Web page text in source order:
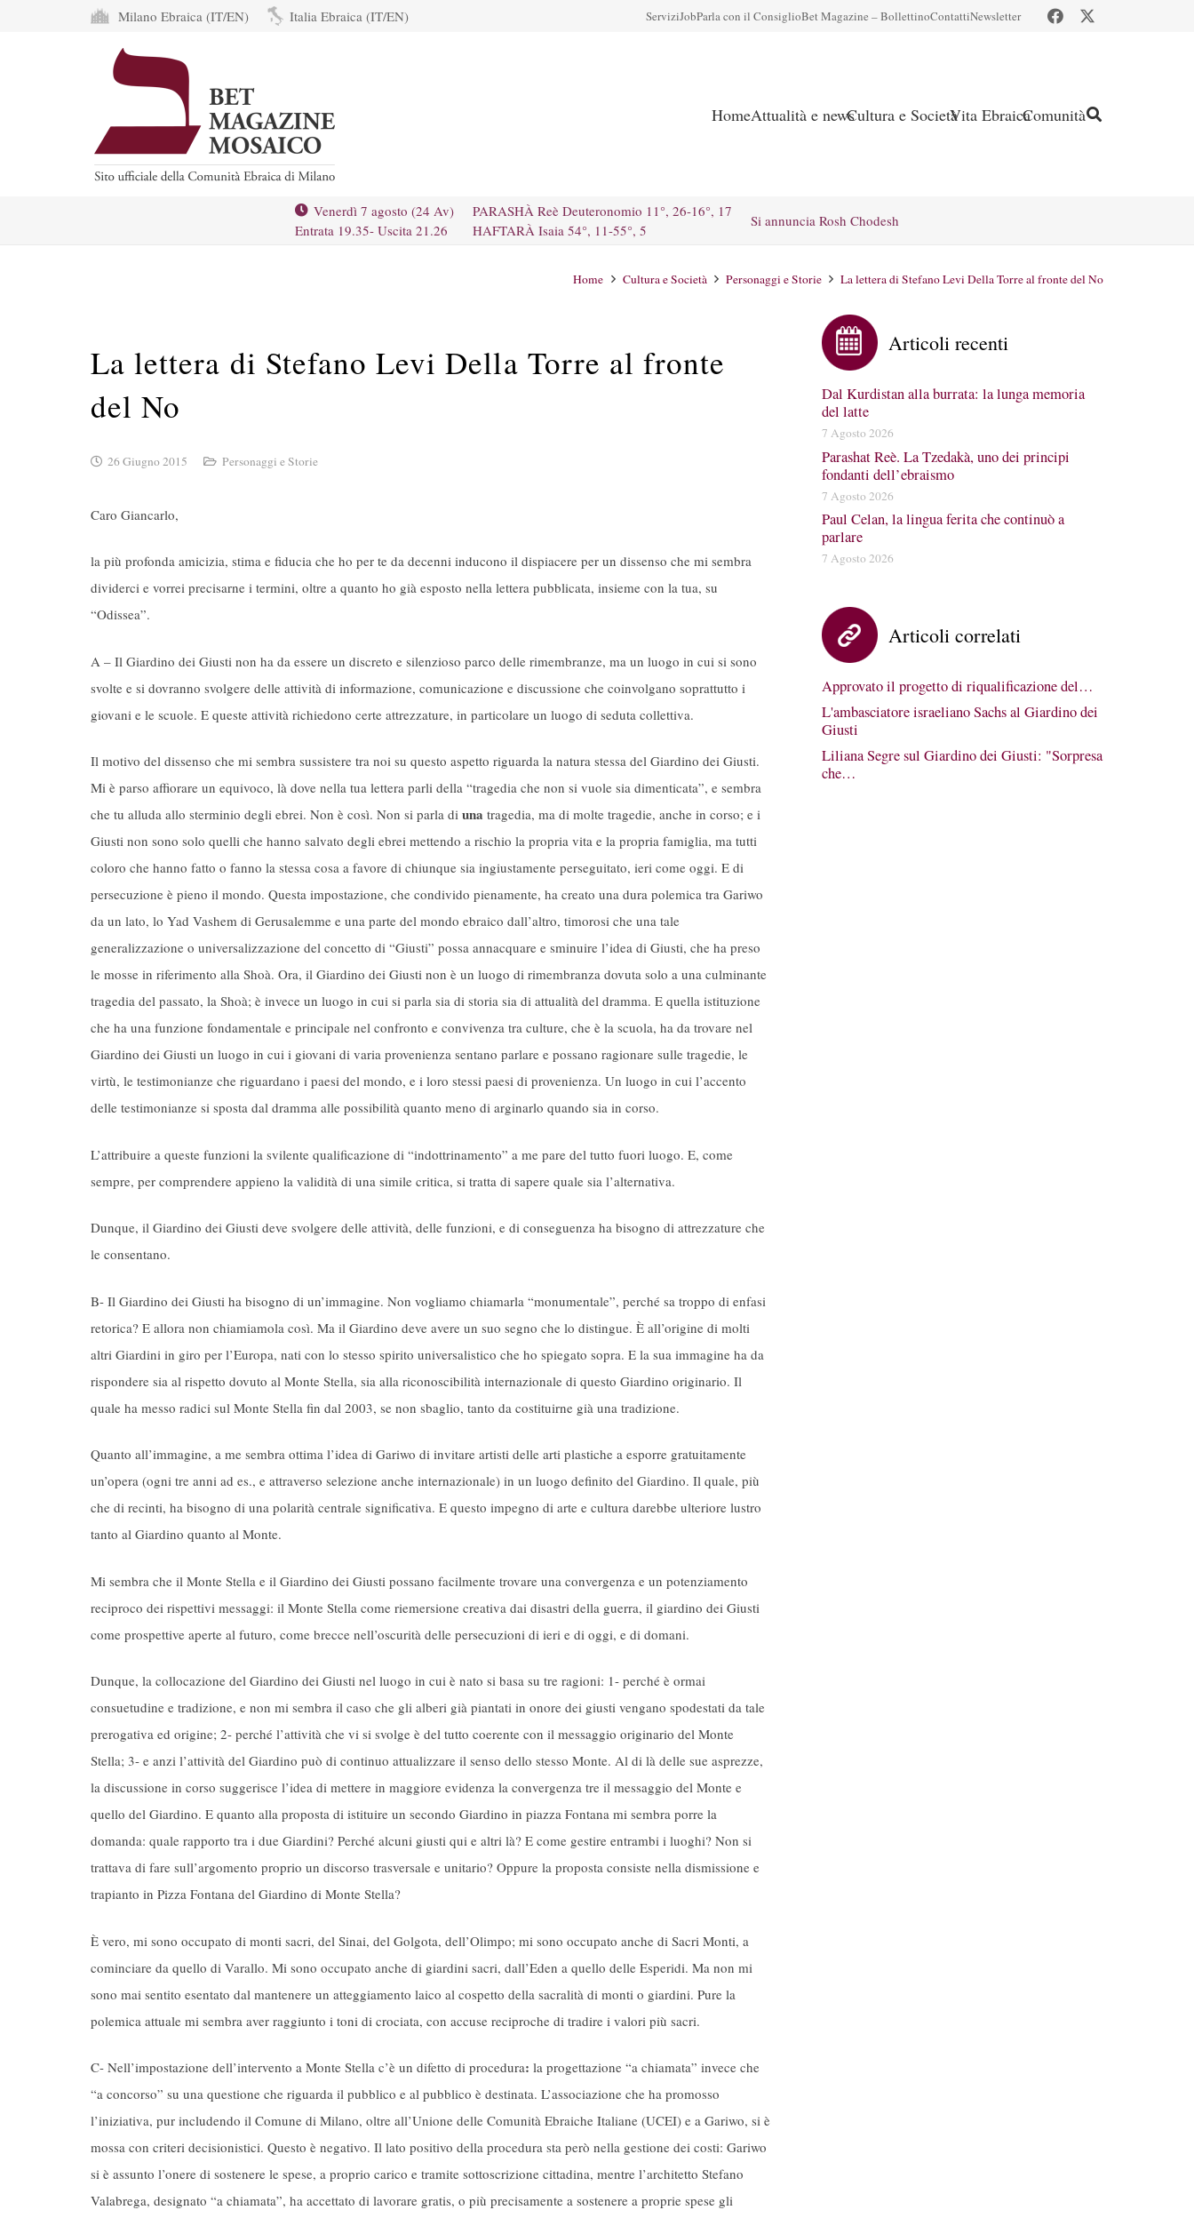
Milano Ebraica (IT/EN) Italia Ebraica (IT/EN) ServiziJobParla con il ConsiglioBet Magazine – BollettinoContattiNewsletter
HomeAttualità e newsCultura e SocietàVita EbraicaComunità
Venerdì 7 agosto (24 Av)
Entrata 19.35- Uscita 21.26
PARASHÀ Reè Deuteronomio 11°, 26-16°, 17
HAFTARÀ Isaia 54°, 11-55°, 5
Si annuncia Rosh Chodesh
Home Cultura e Società Personaggi e Storie La lettera di Stefano Levi Della Torre al fronte del No
La lettera di Stefano Levi Della Torre al fronte
del No
26 Giugno 2015 Personaggi e Storie
Caro Giancarlo,
la più profonda amicizia, stima e fiducia che ho per te da decenni inducono il dispiacere per un dissenso che mi sembra
dividerci e vorrei precisarne i termini, oltre a quanto ho già esposto nella lettera pubblicata, insieme con la tua, su
“Odissea”.
A – Il Giardino dei Giusti non ha da essere un discreto e silenzioso parco delle rimembranze, ma un luogo in cui si sono
svolte e si dovranno svolgere delle attività di informazione, comunicazione e discussione che coinvolgano soprattutto i
giovani e le scuole. E queste attività richiedono certe attrezzature, in particolare un luogo di seduta collettiva.
Il motivo del dissenso che mi sembra sussistere tra noi su questo aspetto riguarda la natura stessa del Giardino dei Giusti.
Mi è parso affiorare un equivoco, là dove nella tua lettera parli della “tragedia che non si vuole sia dimenticata”, e sembra
che tu alluda allo sterminio degli ebrei. Non è così. Non si parla di una tragedia, ma di molte tragedie, anche in corso; e i
Giusti non sono solo quelli che hanno salvato degli ebrei mettendo a rischio la propria vita e la propria famiglia, ma tutti
coloro che hanno fatto o fanno la stessa cosa a favore di chiunque sia ingiustamente perseguitato, ieri come oggi. E di
persecuzione è pieno il mondo. Questa impostazione, che condivido pienamente, ha creato una dura polemica tra Gariwo
da un lato, lo Yad Vashem di Gerusalemme e una parte del mondo ebraico dall’altro, timorosi che una tale
generalizzazione o universalizzazione del concetto di “Giusti” possa annacquare e sminuire l’idea di Giusti, che ha preso
le mosse in riferimento alla Shoà. Ora, il Giardino dei Giusti non è un luogo di rimembranza dovuta solo a una culminante
tragedia del passato, la Shoà; è invece un luogo in cui si parla sia di storia sia di attualità del dramma. E quella istituzione
che ha una funzione fondamentale e principale nel confronto e convivenza tra culture, che è la scuola, ha da trovare nel
Giardino dei Giusti un luogo in cui i giovani di varia provenienza sentano parlare e possano ragionare sulle tragedie, le
virtù, le testimonianze che riguardano i paesi del mondo, e i loro stessi paesi di provenienza. Un luogo in cui l’accento
delle testimonianze si sposta dal dramma alle possibilità quanto meno di arginarlo quando sia in corso.
L’attribuire a queste funzioni la svilente qualificazione di “indottrinamento” a me pare del tutto fuori luogo. E, come
sempre, per comprendere appieno la validità di una simile critica, si tratta di sapere quale sia l’alternativa.
Dunque, il Giardino dei Giusti deve svolgere delle attività, delle funzioni, e di conseguenza ha bisogno di attrezzature che
le consentano.
B- Il Giardino dei Giusti ha bisogno di un’immagine. Non vogliamo chiamarla “monumentale”, perché sa troppo di enfasi
retorica? E allora non chiamiamola così. Ma il Giardino deve avere un suo segno che lo distingue. È all’origine di molti
altri Giardini in giro per l’Europa, nati con lo stesso spirito universalistico che ho spiegato sopra. E la sua immagine ha da
rispondere sia al rispetto dovuto al Monte Stella, sia alla riconoscibilità internazionale di questo Giardino originario. Il
quale ha messo radici sul Monte Stella fin dal 2003, se non sbaglio, tanto da costituirne già una tradizione.
Quanto all’immagine, a me sembra ottima l’idea di Gariwo di invitare artisti delle arti plastiche a esporre gratuitamente
un’opera (ogni tre anni ad es., e attraverso selezione anche internazionale) in un luogo definito del Giardino. Il quale, più
che di recinti, ha bisogno di una polarità centrale significativa. E questo impegno di arte e cultura darebbe ulteriore lustro
tanto al Giardino quanto al Monte.
Mi sembra che il Monte Stella e il Giardino dei Giusti possano facilmente trovare una convergenza e un potenziamento
reciproco dei rispettivi messaggi: il Monte Stella come riemersione creativa dai disastri della guerra, il giardino dei Giusti
come prospettive aperte al futuro, come brecce nell’oscurità delle persecuzioni di ieri e di oggi, e di domani.
Dunque, la collocazione del Giardino dei Giusti nel luogo in cui è nato si basa su tre ragioni: 1- perché è ormai
consuetudine e tradizione, e non mi sembra il caso che gli alberi già piantati in onore dei giusti vengano spodestati da tale
prerogativa ed origine; 2- perché l’attività che vi si svolge è del tutto coerente con il messaggio originario del Monte
Stella; 3- e anzi l’attività del Giardino può di continuo attualizzare il senso dello stesso Monte. Al di là delle sue asprezze,
la discussione in corso suggerisce l’idea di mettere in maggiore evidenza la convergenza tre il messaggio del Monte e
quello del Giardino. E quanto alla proposta di istituire un secondo Giardino in piazza Fontana mi sembra porre la
domanda: quale rapporto tra i due Giardini? Perché alcuni giusti qui e altri là? E come gestire entrambi i luoghi? Non si
trattava di fare sull’argomento proprio un discorso trasversale e unitario? Oppure la proposta consiste nella dismissione e
trapianto in Pizza Fontana del Giardino di Monte Stella?
È vero, mi sono occupato di monti sacri, del Sinai, del Golgota, dell’Olimpo; mi sono occupato anche di Sacri Monti, a
cominciare da quello di Varallo. Mi sono occupato anche di giardini sacri, dall’Eden a quello delle Esperidi. Ma non mi
sono mai sentito esentato dal mantenere un atteggiamento laico al cospetto della sacralità di monti o giardini. Pure la
polemica attuale mi sembra aver raggiunto i toni di crociata, con accuse reciproche di tradire i valori più sacri.
C- Nell’impostazione dell’intervento a Monte Stella c’è un difetto di procedura: la progettazione “a chiamata” invece che
“a concorso” su una questione che riguarda il pubblico e al pubblico è destinata. L’associazione che ha promosso
l’iniziativa, pur includendo il Comune di Milano, oltre all’Unione delle Comunità Ebraiche Italiane (UCEI) e a Gariwo, si è
mossa con criteri decisionistici. Questo è negativo. Il lato positivo della procedura sta però nella gestione dei costi: Gariwo
si è assunto l’onere di sostenere le spese, a proprio carico e tramite sottoscrizione cittadina, mentre l’architetto Stefano
Valabrega, designato “a chiamata”, ha accettato di lavorare gratis, o più precisamente a sostenere a proprie spese gli
Articoli recenti
Dal Kurdistan alla burrata: la lunga memoria
del latte
7 Agosto 2026
Parashat Reè. La Tzedakà, uno dei principi
fondanti dell’ebraismo
7 Agosto 2026
Paul Celan, la lingua ferita che continuò a
parlare
7 Agosto 2026
Articoli correlati
Approvato il progetto di riqualificazione del…
L'ambasciatore israeliano Sachs al Giardino dei
Giusti
Liliana Segre sul Giardino dei Giusti: "Sorpresa
che…